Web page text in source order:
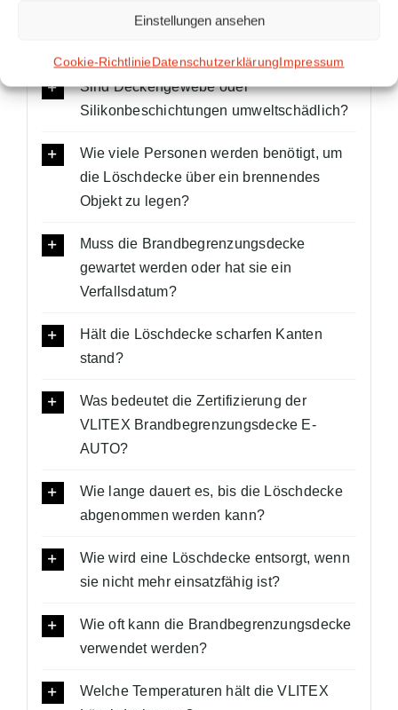
Einstellungen ansehen
Cookie-RichtlinieDatenschutzerklärungImpressum
Sind Deckengewebe oder
Silikonbeschichtungen umweltschädlich?
Wie viele Personen werden benötigt, um
die Löschdecke über ein brennendes
Objekt zu legen?
Muss die Brandbegrenzungsdecke
gewartet werden oder hat sie ein
Verfallsdatum?
Hält die Löschdecke scharfen Kanten
stand?
Was bedeutet die Zertifizierung der
VLITEX Brandbegrenzungsdecke E-
AUTO?
Wie lange dauert es, bis die Löschdecke
abgenommen werden kann?
Wie wird eine Löschdecke entsorgt, wenn
sie nicht mehr einsatzfähig ist?
Wie oft kann die Brandbegrenzungsdecke
verwendet werden?
Welche Temperaturen hält die VLITEX